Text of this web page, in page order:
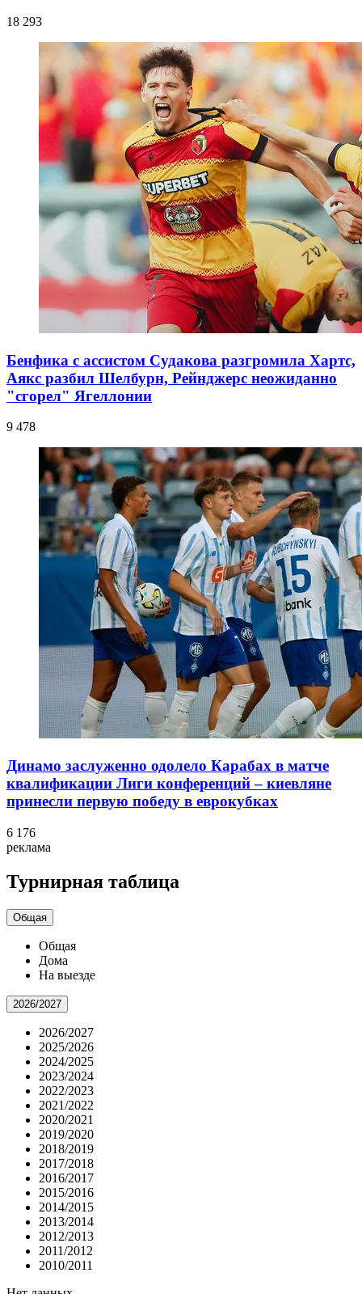
18 293
Бенфика с ассистом Судакова разгромила Хартс,
Аякс разбил Шелбурн, Рейнджерс неожиданно
"сгорел" Ягеллонии
9 478
Динамо заслуженно одолело Карабах в матче
квалификации Лиги конференций – киевляне
принесли первую победу в еврокубках
6 176
реклама
Турнирная таблица
Общая
Общая
Дома
На выезде
2026/2027
2026/2027
2025/2026
2024/2025
2023/2024
2022/2023
2021/2022
2020/2021
2019/2020
2018/2019
2017/2018
2016/2017
2015/2016
2014/2015
2013/2014
2012/2013
2011/2012
2010/2011